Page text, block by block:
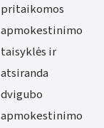
pritaikomos
apmokestinimo
taisyklės ir
atsiranda
dvigubo
apmokestinimo